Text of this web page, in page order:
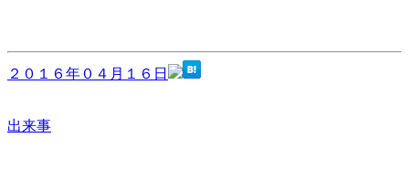
２０１６年０４月１６日
出来事